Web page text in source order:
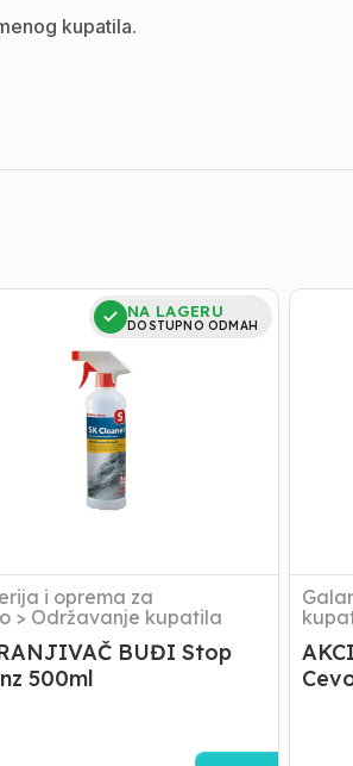
kupatila.
NA LAGERU
DOSTUPNO ODMAH
i oprema za
> Održavanje kupatila
BUĐI Stop
500ml
AKCIJA